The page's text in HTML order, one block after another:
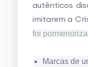
autênticos
imitarem a
foi
Marcas de